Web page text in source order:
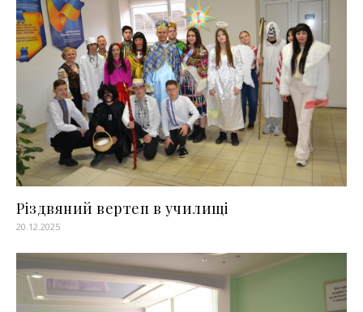
Різдвяний вертеп в училищі
20.12.2025